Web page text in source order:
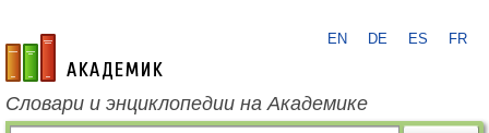
academic.ru
EN DE ES FR
Словари и энциклопедии на Академике